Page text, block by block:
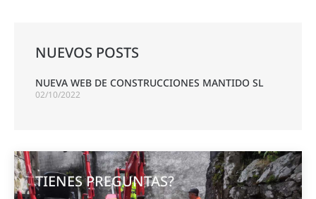
NUEVOS POSTS
NUEVA WEB DE CONSTRUCCIONES MANTIDO SL
02/10/2022
TIENES PREGUNTAS?